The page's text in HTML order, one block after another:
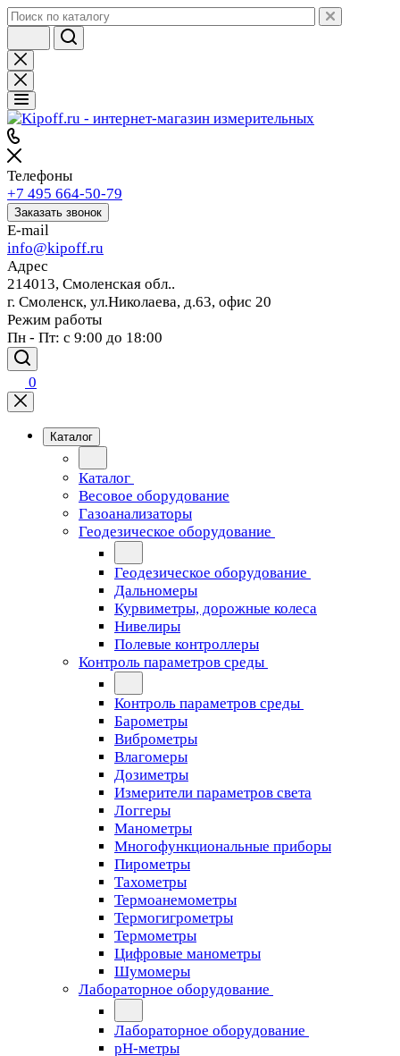
Телефоны
+7 495 664-50-79
Заказать звонок
E-mail
info@kipoff.ru
Адрес
214013, Смоленская обл..
г. Смоленск, ул.Николаева, д.63, офис 20
Режим работы
Пн - Пт: с 9:00 до 18:00
0
Каталог
Каталог
Весовое оборудование
Газоанализаторы
Геодезическое оборудование
Геодезическое оборудование
Дальномеры
Курвиметры, дорожные колеса
Нивелиры
Полевые контроллеры
Контроль параметров среды
Контроль параметров среды
Барометры
Виброметры
Влагомеры
Дозиметры
Измерители параметров света
Логгеры
Манометры
Многофункциональные приборы
Пирометры
Тахометры
Термоанемометры
Термогигрометры
Термометры
Цифровые манометры
Шумомеры
Лабораторное оборудование
Лабораторное оборудование
pH-метры